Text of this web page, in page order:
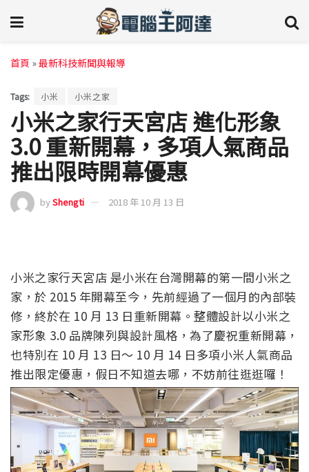
首頁 »最新科技新聞與報導
Tags: 小米 小米之家
小米之家行天宮店 進化形象
3.0 重新開幕，多項人氣商品
推出限時開幕優惠
byShengti 2018 年 10 月 13 日
小米之家行天宮店 是小米在台灣開幕的第一間小米之
家，於 2015 年開幕至今，先前經過了一個月的內部裝
修，終於在 10 月 13 日重新開幕。整體設計以小米之
家形象 3.0 品牌陳列與設計風格，為了慶祝重新開幕，
也特別在 10 月 13 日～ 10 月 14 日多項小米人氣商品
推出限定優惠，假日不知道去哪，不妨前往逛逛囉！